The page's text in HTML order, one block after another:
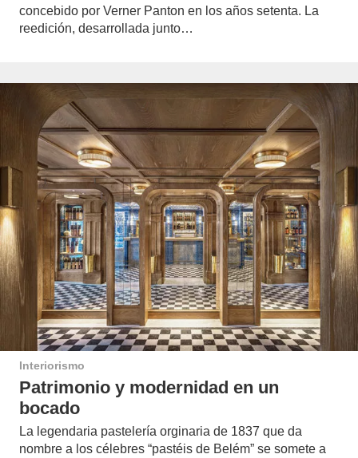
concebido por Verner Panton en los años setenta. La
reedición, desarrollada junto…
Interiorismo
Patrimonio y modernidad en un
bocado
La legendaria pastelería orginaria de 1837 que da
nombre a los célebres “pastéis de Belém” se somete a